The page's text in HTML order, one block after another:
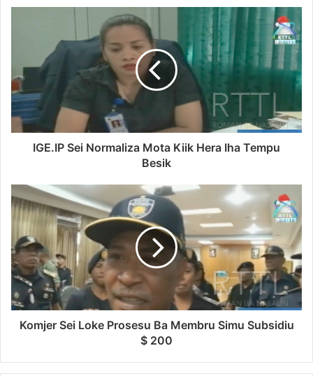
IGE.IP Sei Normaliza Mota Kiik Hera Iha Tempu
Besik
Komjer Sei Loke Prosesu Ba Membru Simu Subsidiu
$ 200